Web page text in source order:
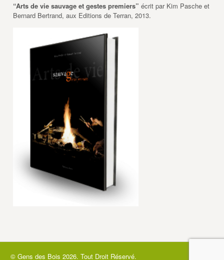
“Arts de vie sauvage et gestes premiers” écrit par Kim Pasche et
Bernard Bertrand, aux Editions de Terran, 2013.
© Gens des Bois2026. Tout Droit Réservé.